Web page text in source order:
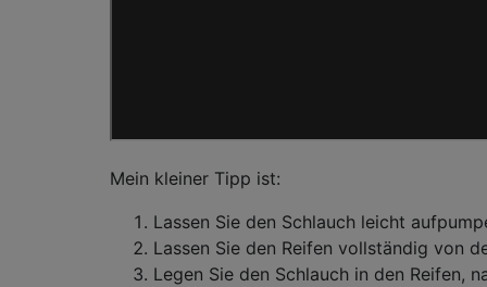
Mein kleiner Tipp ist:
Lassen Sie den Schlauch leicht
Lassen Sie den Reifen vollständig von
Legen Sie den Schlauch in den Reifen,